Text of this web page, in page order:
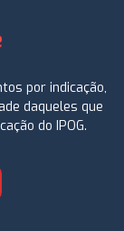
por indicação,
daqueles que
do IPOG.